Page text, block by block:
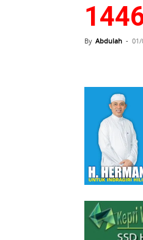
By Abdulah - 01/